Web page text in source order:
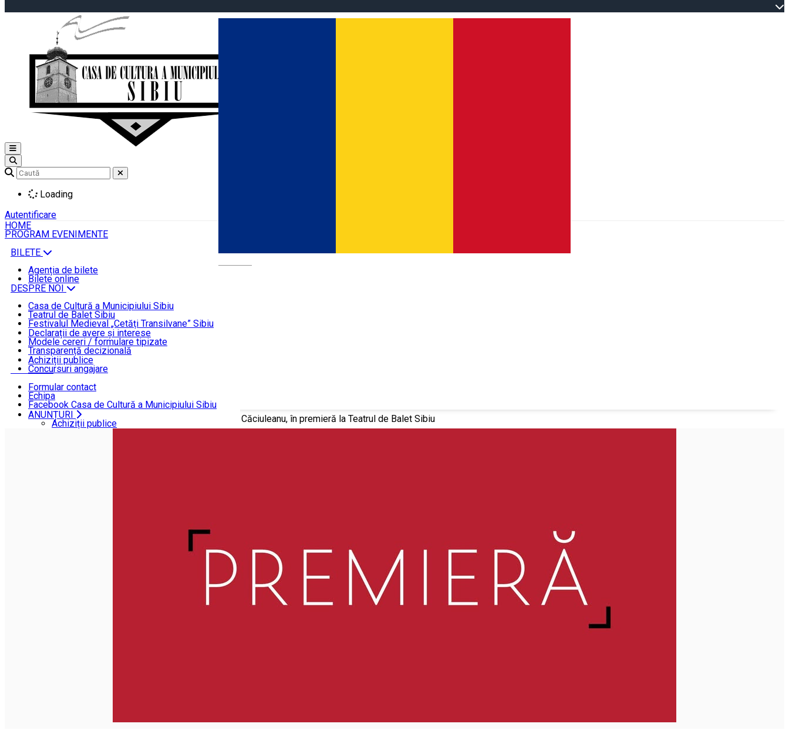
Open main menu
Loading
Autentificare
HOME
PROGRAM EVENIMENTE
BILETE
ȘTIRI
DESPRE NOI
INFORMAȚII DE INTERES PUBLIC
ANUNȚURI
CONTACT
Agenția de bilete
Bilete online
Casa de Cultură a Municipiului Sibiu
Teatrul de Balet Sibiu
Festivalul Medieval „Cetăți Transilvane” Sibiu
Funcționare
Declarații de avere și interese
Modele cereri / formulare tipizate
Transparență decizională
Achiziții publice
Concursuri angajare
Formular contact
Echipa
Facebook Casa de Cultură a Municipiului Sibiu
Facebook Teatrul de Balet Sibiu
Instagram Teatrul de Balet Sibiu
YouTube Teatrul de Balet Sibiu
ANUNȚURI
Achiziții publice
Concursuri angajare
Acasă ȘTIRI Valparaiso Vals, un spectacol de Gigi Căciuleanu, în premieră la Teatrul de Balet Sibiu